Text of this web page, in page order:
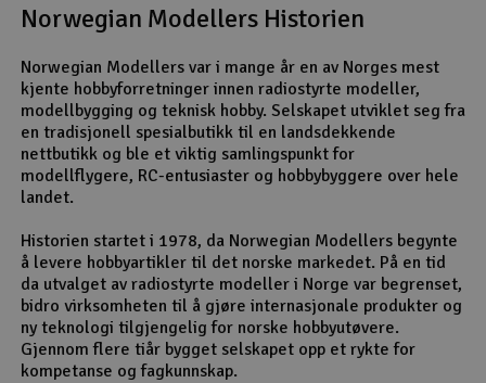
Norwegian Modellers Historien
Norwegian Modellers var i mange år en av Norges mest
kjente hobbyforretninger innen radiostyrte modeller,
modellbygging og teknisk hobby. Selskapet utviklet seg fra
en tradisjonell spesialbutikk til en landsdekkende
nettbutikk og ble et viktig samlingspunkt for
modellflygere, RC-entusiaster og hobbybyggere over hele
landet.
Historien startet i 1978, da Norwegian Modellers begynte
å levere hobbyartikler til det norske markedet. På en tid
da utvalget av radiostyrte modeller i Norge var begrenset,
bidro virksomheten til å gjøre internasjonale produkter og
ny teknologi tilgjengelig for norske hobbyutøvere.
Gjennom flere tiår bygget selskapet opp et rykte for
kompetanse og fagkunnskap.